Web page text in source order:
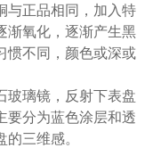
与正品相同，加入特
渐氧化，逐渐产生黑
惯不同，颜色或深或
玻璃镜，反射下表盘
要分为蓝色涂层和透
三维感。